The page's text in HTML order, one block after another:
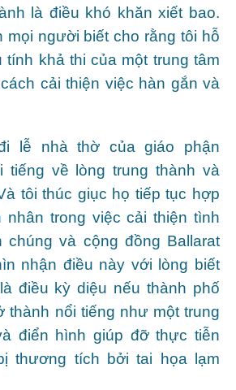
là điều khó khăn xiết bao.
mọi người biết cho rằng tôi hỗ
tính khả thi của một trung tâm
cải thiện việc hàn gắn và
lễ nhà thờ của giáo phận
tiếng về lòng trung thành và
tôi thúc giục họ tiếp tục hợp
trong việc cải thiện tình
chúng và cộng đồng Ballarat
nhận điều này với lòng biết
điều kỳ diệu nếu thành phố
thành nổi tiếng như một trung
điển hình giúp đỡ thực tiễn
thương tích bởi tai họa lạm